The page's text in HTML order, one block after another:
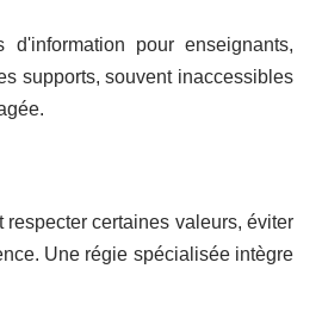
pour enseignants,
supports, souvent inaccessibles
certaines valeurs, éviter
Une régie spécialisée intègre